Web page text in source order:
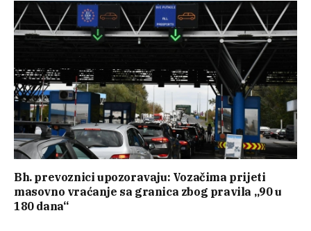
Bh. prevoznici upozoravaju: Vozačima prijeti
masovno vraćanje sa granica zbog pravila „90 u
180 dana“